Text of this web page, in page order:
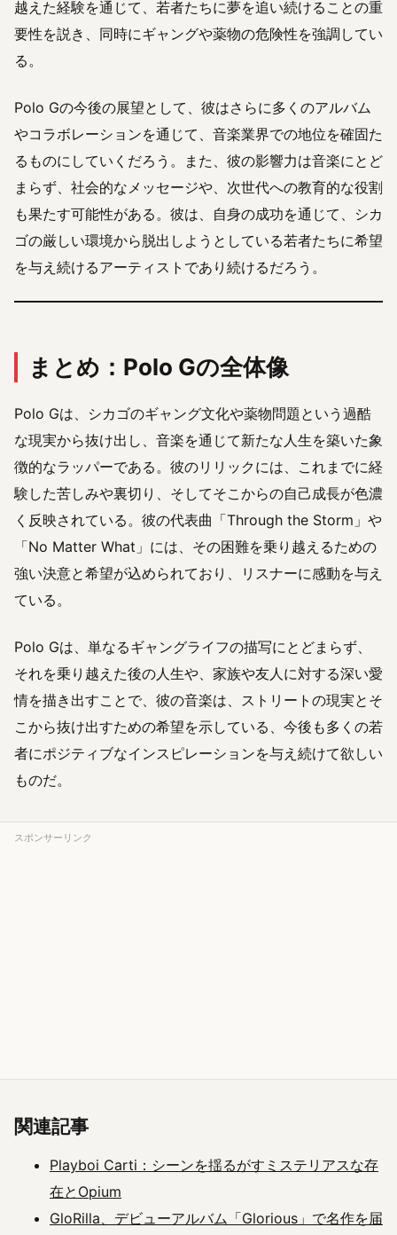
越えた経験を通じて、若者たちに夢を追い続けることの重
要性を説き、同時にギャングや薬物の危険性を強調してい
る。
Polo Gの今後の展望として、彼はさらに多くのアルバム
やコラボレーションを通じて、音楽業界での地位を確固た
るものにしていくだろう。また、彼の影響力は音楽にとど
まらず、社会的なメッセージや、次世代への教育的な役割
も果たす可能性がある。彼は、自身の成功を通じて、シカ
ゴの厳しい環境から脱出しようとしている若者たちに希望
を与え続けるアーティストであり続けるだろう。
まとめ：Polo Gの全体像
Polo Gは、シカゴのギャング文化や薬物問題という過酷
な現実から抜け出し、音楽を通じて新たな人生を築いた象
徴的なラッパーである。彼のリリックには、これまでに経
験した苦しみや裏切り、そしてそこからの自己成長が色濃
く反映されている。彼の代表曲「Through the Storm」や
「No Matter What」には、その困難を乗り越えるための
強い決意と希望が込められており、リスナーに感動を与え
ている。
Polo Gは、単なるギャングライフの描写にとどまらず、
それを乗り越えた後の人生や、家族や友人に対する深い愛
情を描き出すことで、彼の音楽は、ストリートの現実とそ
こから抜け出すための希望を示している、今後も多くの若
者にポジティブなインスピレーションを与え続けて欲しい
ものだ。
スポンサーリンク
関連記事
Playboi Carti：シーンを揺るがすミステリアスな存
在とOpium
GloRilla、デビューアルバム「Glorious」で名作を届